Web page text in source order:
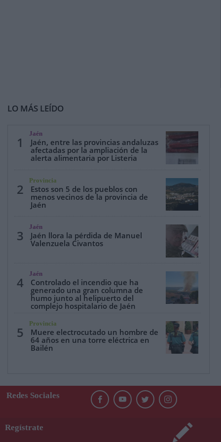
LO MÁS LEÍDO
1
Jaén
Jaén, entre las provincias andaluzas
afectadas por la ampliación de la
alerta alimentaria por Listeria
2
Provincia
Estos son 5 de los pueblos con
menos vecinos de la provincia de
Jaén
3
Jaén
Jaén llora la pérdida de Manuel
Valenzuela Civantos
4
Jaén
Controlado el incendio que ha
generado una gran columna de
humo junto al helipuerto del
complejo hospitalario de Jaén
5
Provincia
Muere electrocutado un hombre de
64 años en una torre eléctrica en
Bailén
Redes Sociales
Regístrate